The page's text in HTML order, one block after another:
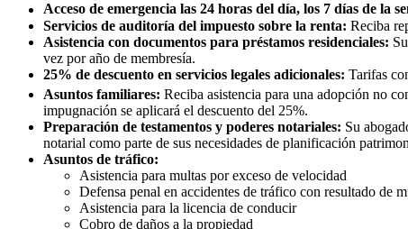
Acceso de emergencia las 24 horas del día, los 7 días de la
Servicios de auditoría del impuesto sobre la renta: Reciba
Asistencia con documentos para préstamos residenciales:
vez por año de membresía.
25% de descuento en servicios legales adicionales: Tarifas
Asuntos familiares: Reciba asistencia para una adopción no
impugnación se aplicará el descuento del 25%.
Preparación de testamentos y poderes notariales: Su
notarial como parte de sus necesidades de planificación
Asuntos de tráfico:
Asistencia para multas por exceso de velocidad
Defensa penal en accidentes de tráfico con resultado de
Asistencia para la licencia de conducir
Cobro de daños a la propiedad